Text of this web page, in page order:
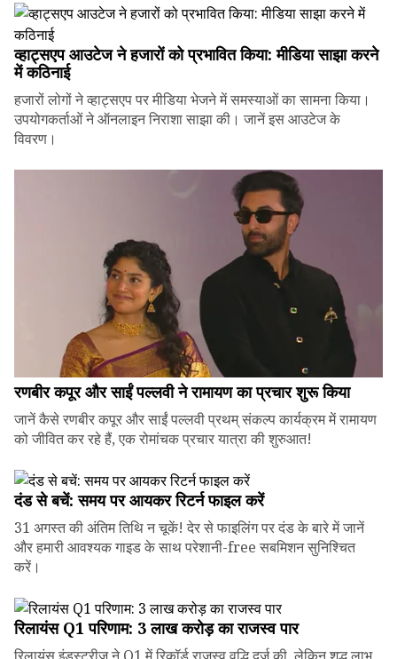
व्हाट्सएप आउटेज ने हजारों को प्रभावित किया: मीडिया साझा करने
में कठिनाई
हजारों लोगों ने व्हाट्सएप पर मीडिया भेजने में समस्याओं का सामना किया।
उपयोगकर्ताओं ने ऑनलाइन निराशा साझा की। जानें इस आउटेज के
विवरण।
रणबीर कपूर और साईं पल्लवी ने रामायण का प्रचार शुरू किया
जानें कैसे रणबीर कपूर और साईं पल्लवी प्रथम् संकल्प कार्यक्रम में रामायण
को जीवित कर रहे हैं, एक रोमांचक प्रचार यात्रा की शुरुआत!
दंड से बचें: समय पर आयकर रिटर्न फाइल करें
31 अगस्त की अंतिम तिथि न चूकें! देर से फाइलिंग पर दंड के बारे में जानें
और हमारी आवश्यक गाइड के साथ परेशानी-free सबमिशन सुनिश्चित
करें।
रिलायंस Q1 परिणाम: ₹3 लाख करोड़ का राजस्व पार